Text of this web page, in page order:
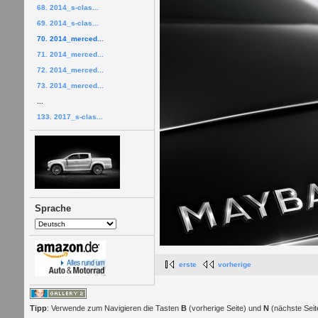
68. 2014_s-clas...
69. 2014_s-clas...
70. 2014_merced...
71. 2014_merced...
72. 2014_merced...
73. 2014_merced...
133. 2017_s-clas...
Sprache
erste vorherige
Tipp: Verwende zum Navigieren die Tasten B(vorherige Seite) und N(nächste